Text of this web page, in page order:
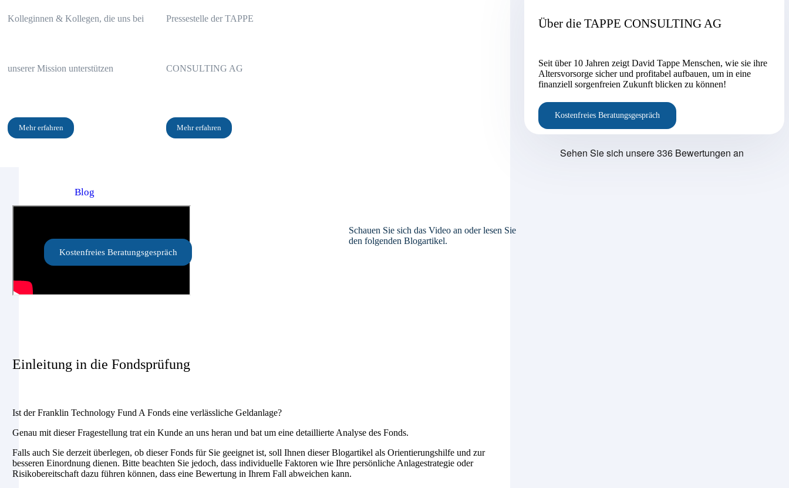
Kolleginnen & Kollegen, die uns bei
unserer Mission unterstützen
Mehr erfahren
Pressestelle der TAPPE
CONSULTING AG
Mehr erfahren
Blog
Kostenfreies Beratungsgespräch
Nach 28 Jahren Laufzeit ergibt sich ein Gewinn von nur 29.430,06 Euro
Schauen Sie sich das Video an oder lesen Sie
den folgenden Blogartikel.
Einleitung in die Fondsprüfung
Ist der Franklin Technology Fund A Fonds eine verlässliche Geldanlage?
Genau mit dieser Fragestellung trat ein Kunde an uns heran und bat um eine detaillierte Analyse des Fonds.
Falls auch Sie derzeit überlegen, ob dieser Fonds für Sie geeignet ist, soll Ihnen dieser Blogartikel als Orientierungshilfe und zur
besseren Einordnung dienen. Bitte beachten Sie jedoch, dass individuelle Faktoren wie Ihre persönliche Anlagestrategie oder
Risikobereitschaft dazu führen können, dass eine Bewertung in Ihrem Fall abweichen kann.
Über die TAPPE CONSULTING AG
Seit über 10 Jahren zeigt David Tappe Menschen, wie sie ihre
Altersvorsorge sicher und profitabel aufbauen, um in eine
finanziell sorgenfreien Zukunft blicken zu können!
Kostenfreies Beratungsgespräch